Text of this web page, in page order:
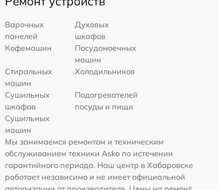
Варочных
панелей
Духовых
шкафов
Кофемашин
Посудомоечных
машин
Стиральных
машин
Холодильников
Сушильных
шкафов
Подогревателей
посуды и пищи
Сушильных
машин
Мы занимаемся ремонтом и техническим
обслуживанием техники Asko по истечении
гарантийного периода. Наш центр в Хабаровске
работает независимо и не имеет официальной